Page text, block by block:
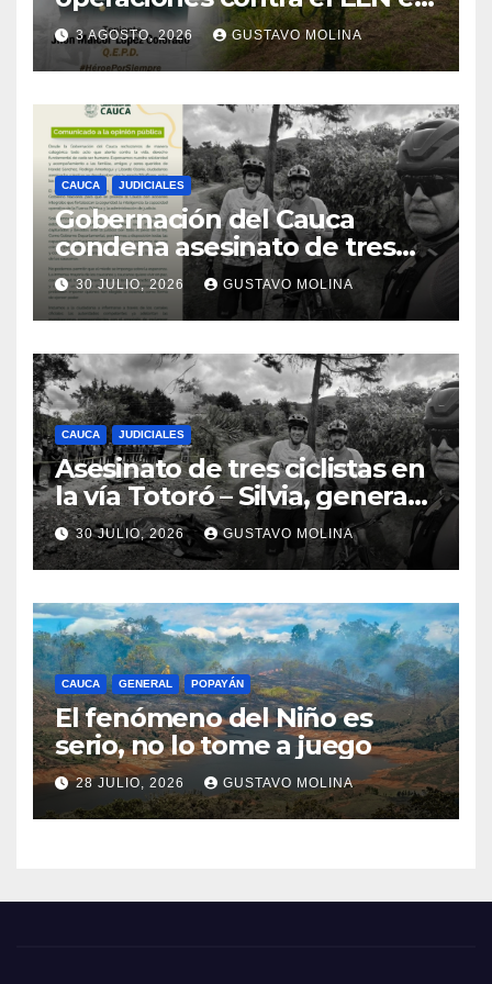
el sur del Cauca
3 AGOSTO, 2026 GUSTAVO MOLINA
CAUCA JUDICIALES
Gobernación del Cauca
condena asesinato de tres
ciudadanos y exige medidas
urgentes al Gobierno
Nacional
30 JULIO, 2026 GUSTAVO MOLINA
CAUCA JUDICIALES
Asesinato de tres ciclistas en
la vía Totoró – Silvia, genera
consternación en el Cauca
30 JULIO, 2026 GUSTAVO MOLINA
CAUCA GENERAL POPAYÁN
El fenómeno del Niño es
serio, no lo tome a juego
28 JULIO, 2026 GUSTAVO MOLINA